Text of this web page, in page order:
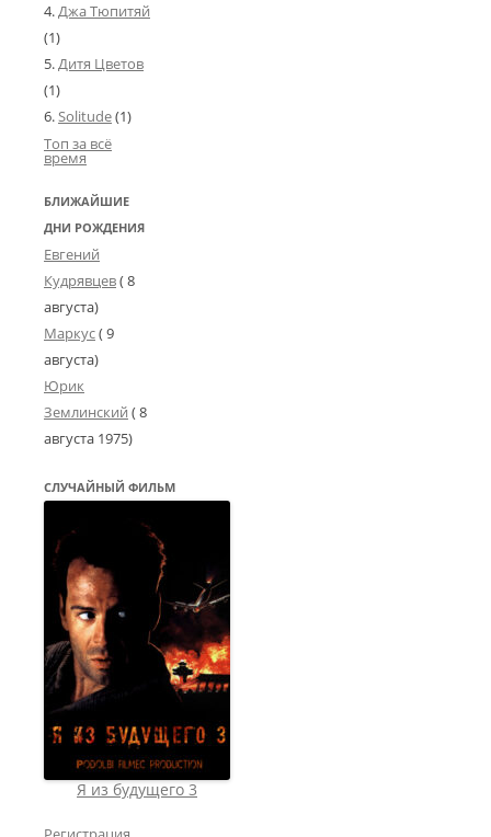
Джа Тюпитяй
(1)
Дитя Цветов
(1)
Solitude(1)
Топ за всё
время
БЛИЖАЙШИЕ
ДНИ РОЖДЕНИЯ
Евгений
Кудрявцев( 8
августа)
Маркус( 9
августа)
Юрик
Землинский (8
августа 1975)
СЛУЧАЙНЫЙ ФИЛЬМ
Я из будущего 3